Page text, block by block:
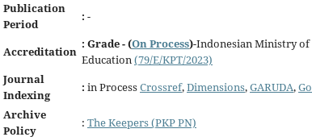
Publication
Period
: -
Accreditation
: Grade - (On Process)-Indonesian Ministry of
Education(79/E/KPT/2023)
Journal
Indexing
: in ProcessCrossref,Dimensions,GARUDA,
Archive
Policy
: The Keepers (PKP PN)